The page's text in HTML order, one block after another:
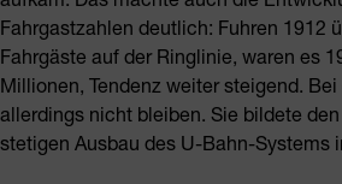
Fahrgastzahlen deutlich: Fuhren 1912
Fahrgäste auf der Ringlinie, waren es
Millionen, Tendenz weiter steigend.
allerdings nicht bleiben. Sie bildete
stetigen Ausbau des U-Bahn-Systems